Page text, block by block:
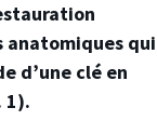
anatomiques qui
d’une clé en
1).